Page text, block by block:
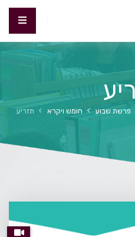
פרשת שבוע חומש ויקרא תזריע